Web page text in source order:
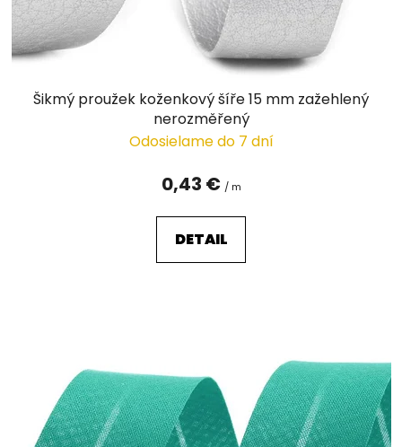
Šikmý proužek koženkový šíře 15 mm zažehlený
nerozměřený
Odosielame do 7 dní
0,43 € / m
DETAIL